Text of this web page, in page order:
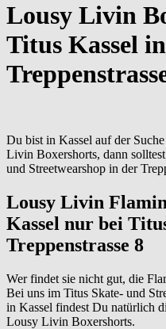
Lousy Livin
Titus Kassel
Du bist in Kassel auf der
Livin Boxershorts, dann
und Streetwearshop in der
Lousy Livin
Kassel nur bei
Treppenstrasse 8
Wer findet sie nicht gut, die
Bei uns im Titus Skate- und
in Kassel findest Du natürlich
Lousy Livin Boxershorts.